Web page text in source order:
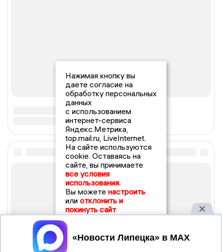
Нажимая кнопку вы
даете согласие на
обработку персональных
данных
с использованием
интернет-сервиса
Яндекс.Метрика,
top.mail.ru, LiveInternet.
На сайте используются
cookie. Оставаясь на
сайте, вы принимаете
все условия
использования.
Вы можете настроить
или отклонить и
покинуть сайт
Принять